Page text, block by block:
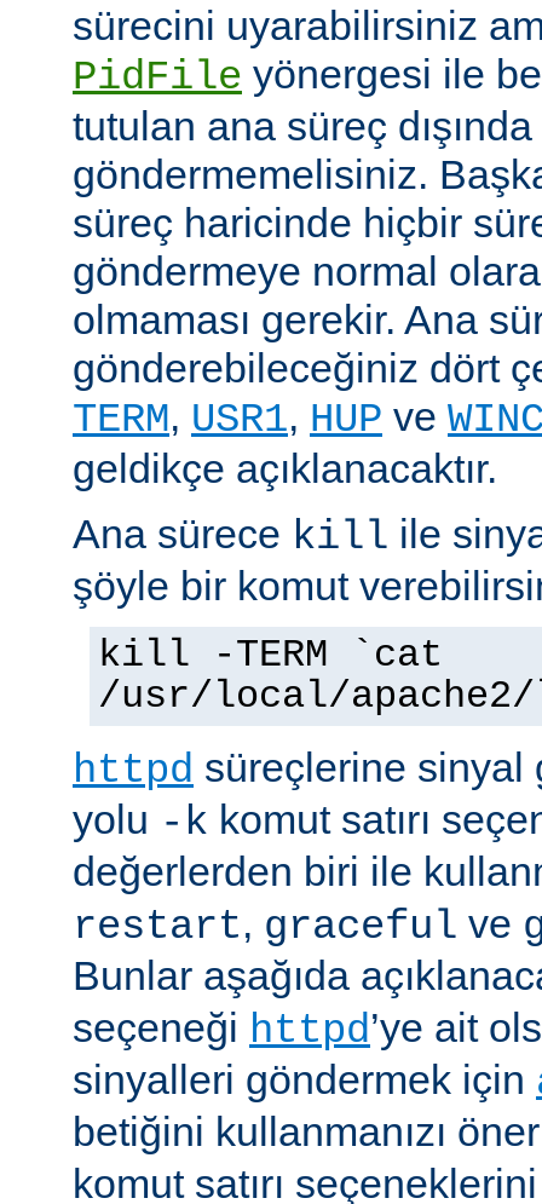
sürecini uyarabilirsiniz
PidFile yönergesi ile
tutulan ana süreç
göndermemelisiniz.
süreç haricinde hiçbir
göndermeye normal
olmaması gerekir. Ana
gönderebileceğiniz dört
TERM, USR1, HUP ve
geldikçe açıklanacaktır.
Ana sürece kill ile
şöyle bir komut
kill -TERM `cat
/usr/local/
httpd süreçlerine sinyal
yolu -k komut satırı
değerlerden biri ile
restart, graceful ve
Bunlar aşağıda
seçeneği httpd’ye ait
sinyalleri göndermek için
betiğini kullanmanızı
komut satırı